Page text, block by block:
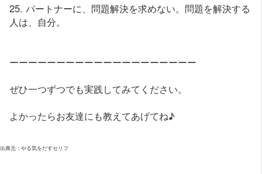
25. パートナーに、問題解決を求めない。問題を解決する
人は、自分。
ーーーーーーーーーーーーーーーーーーーー
ぜひ一つずつでも実践してみてください。
よかったらお友達にも教えてあげてね♪
出典元：やる気をだすセリフ